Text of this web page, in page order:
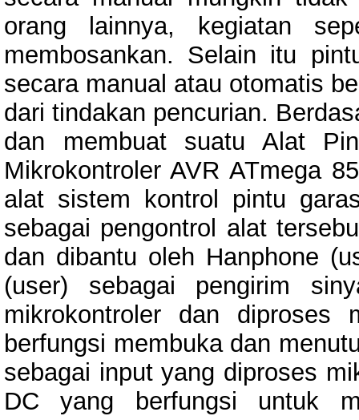
orang lainnya, kegiatan
membosankan. Selain itu
secara manual atau otomatis
dari tindakan pencurian.
dan membuat suatu Alat
Mikrokontroler AVR ATmega
alat sistem kontrol pintu
sebagai pengontrol alat
dan dibantu oleh Hanphone
(user) sebagai pengirim
mikrokontroler dan diproses
berfungsi membuka dan
sebagai input yang diproses
DC yang berfungsi untuk